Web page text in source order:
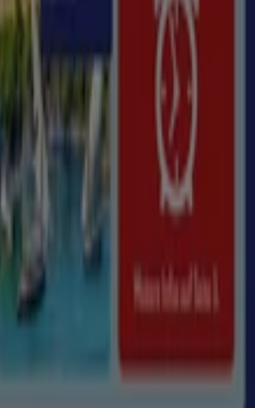
auf der Karte geortet
Feedback
und allgemeines Feedback
herunterladen